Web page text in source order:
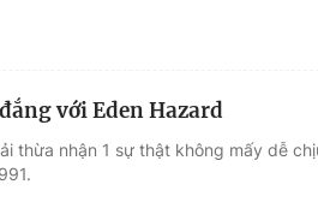
với Eden Hazard
thừa nhận 1 sự thật không mấy dễ